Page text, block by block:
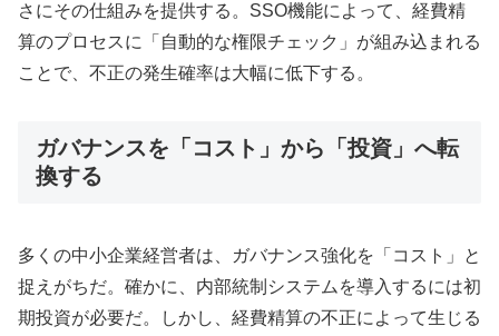
さにその仕組みを提供する。SSO機能によって、経費精
算のプロセスに「自動的な権限チェック」が組み込まれる
ことで、不正の発生確率は大幅に低下する。
ガバナンスを「コスト」から「投資」へ転
換する
多くの中小企業経営者は、ガバナンス強化を「コスト」と
捉えがちだ。確かに、内部統制システムを導入するには初
期投資が必要だ。しかし、経費精算の不正によって生じる